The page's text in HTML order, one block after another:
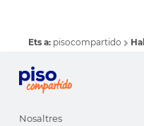
Ets a: pisocompartido
Nosaltres